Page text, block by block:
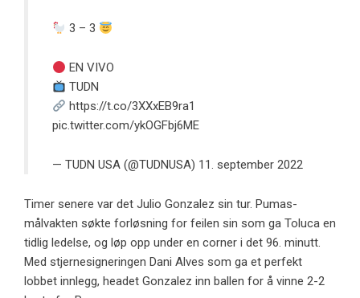
3 – 3
EN VIVO
TUDN
https://t.co/3XXxEB9ra1
pic.twitter.com/ykOGFbj6ME
— TUDN USA (@TUDNUSA) 11. september 2022
Timer senere var det Julio Gonzalez sin tur. Pumas-
målvakten søkte forløsning for feilen sin som ga Toluca en
tidlig ledelse, og løp opp under en corner i det 96. minutt.
Med stjernesigneringen Dani Alves som ga et perfekt
lobbet innlegg, headet Gonzalez inn ballen for å vinne 2-2